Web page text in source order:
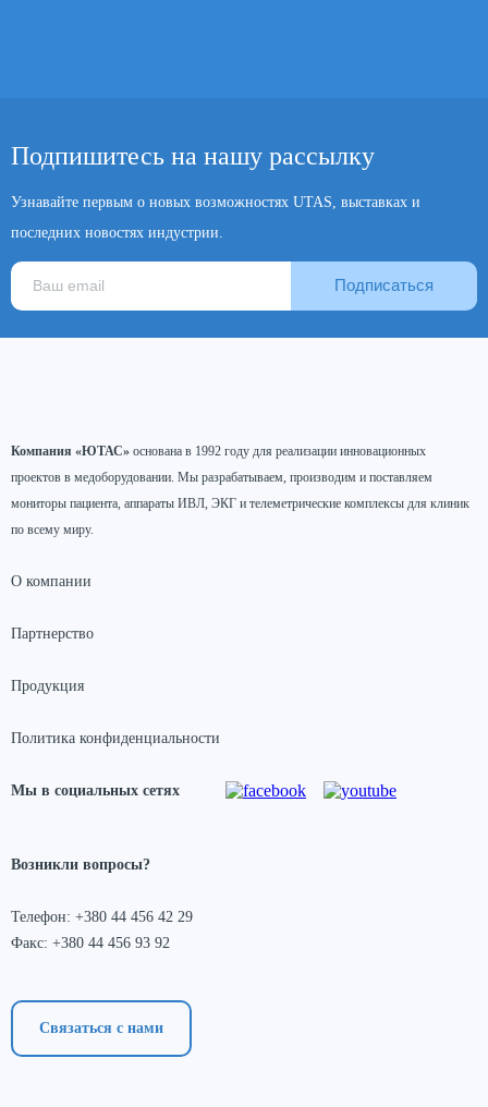
Подпишитесь на нашу рассылку
Узнавайте первым о новых возможностях UTAS, выставках и
последних новостях индустрии.
Подписаться
Компания «ЮТАС» основана в 1992 году для реализации инновационных
проектов в медоборудовании. Мы разрабатываем, производим и поставляем
мониторы пациента, аппараты ИВЛ, ЭКГ и телеметрические комплексы для клиник
по всему миру.
О компании
Партнерство
Продукция
Политика конфиденциальности
Мы в социальных сетях
Возникли вопросы?
Телефон: +380 44 456 42 29
Факс: +380 44 456 93 92
Связаться с нами